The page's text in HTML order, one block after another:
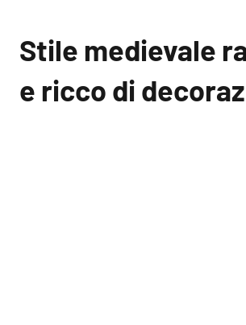
Stile medievale
e ricco di